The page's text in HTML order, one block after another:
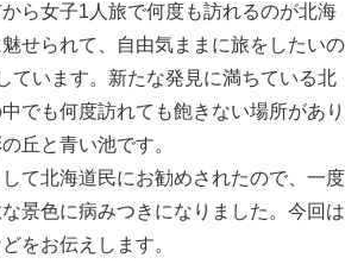
ら女子1人旅で何度も訪れるのが北海
せられて、自由気ままに旅をしたいの
ています。新たな発見に満ちている北
でも何度訪れても飽きない場所があり
丘と青い池です。
て北海道民にお勧めされたので、一度
景色に病みつきになりました。今回は
をお伝えします。